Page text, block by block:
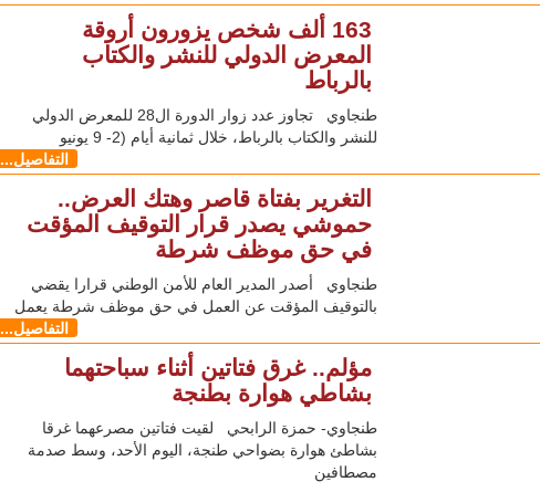
163 ألف شخص يزورون أروقة
المعرض الدولي للنشر والكتاب
بالرباط
طنجاوي تجاوز عدد زوار الدورة ال28 للمعرض الدولي
للنشر والكتاب بالرباط، خلال ثمانية أيام (2- 9 يونيو
التفاصيل...
التغرير بفتاة قاصر وهتك العرض..
حموشي يصدر قرار التوقيف المؤقت
في حق موظف شرطة
طنجاوي أصدر المدير العام للأمن الوطني قرارا يقضي
بالتوقيف المؤقت عن العمل في حق موظف شرطة يعمل
التفاصيل...
مؤلم.. غرق فتاتين أثناء سباحتهما
بشاطي هوارة بطنجة
طنجاوي- حمزة الرابحي لقيت فتاتين مصرعهما غرقا
بشاطئ هوارة بضواحي طنجة، اليوم الأحد، وسط صدمة
مصطافين